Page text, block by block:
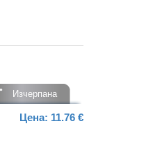
Изчерпана
Цена: 11.76 €